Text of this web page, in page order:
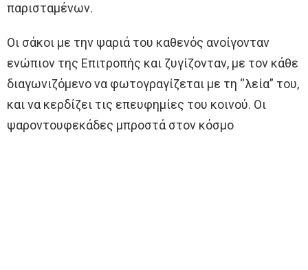
παρισταμένων.
Οι σάκοι με την ψαριά του καθενός ανοίγονταν
ενώπιον της Επιτροπής και ζυγίζονταν, με τον κάθε
διαγωνιζόμενο να φωτογραγίζεται με τη “λεία” του,
και να κερδίζει τις επευφημίες του κοινού. Οι
ψαροντουφεκάδες μπροστά στον κόσμο